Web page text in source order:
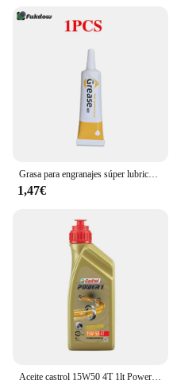
Grasa para engranajes súper lubricante de hilo fácil para impresora 3d, Reduce el ruido, buen efecto de lubricación, aceite lubricante para Bambulab X1c P1S P1P
1,47€
Aceite castrol 15W50 4T 1lt Power Sustain